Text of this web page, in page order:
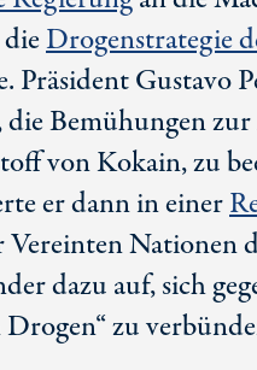
Drogenstrategie
Präsident Gustavo
Bemühungen
von Kokain, zu
er dann in einer
Vereinten Nationen
dazu auf, sich
zu